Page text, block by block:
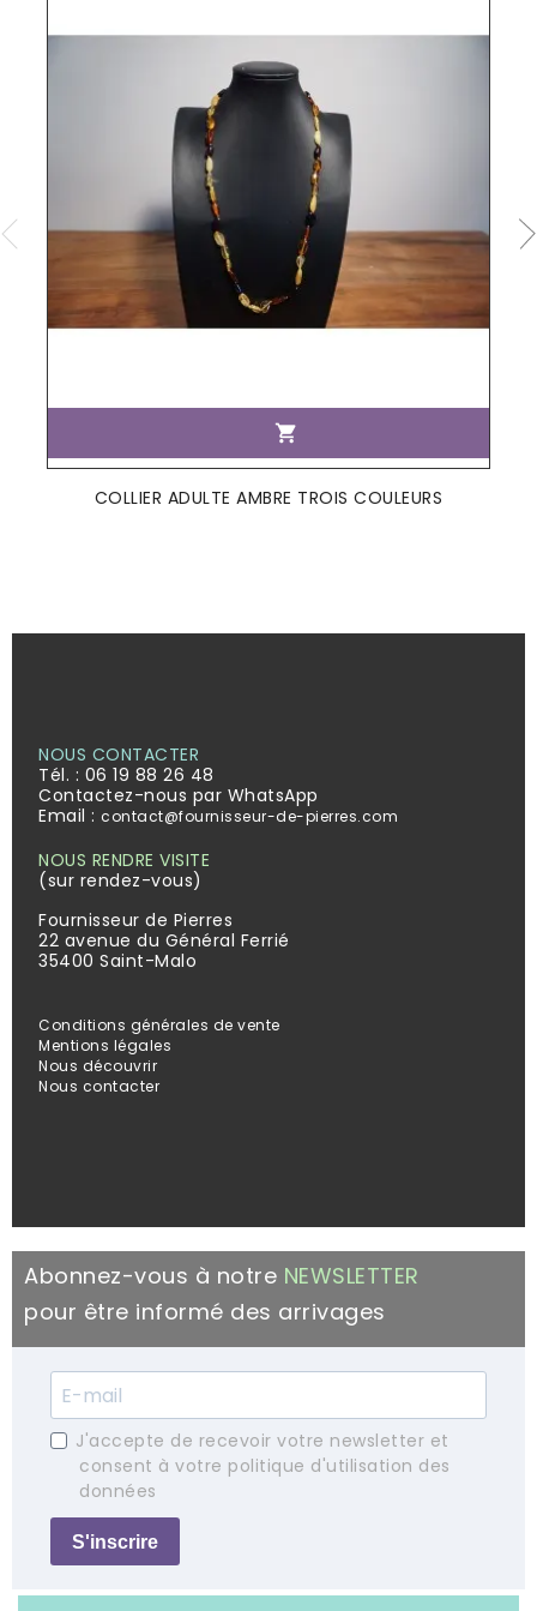

COLLIER ADULTE AMBRE TROIS COULEURS
NOUS CONTACTER
Tél. : 06 19 88 26 48
Contactez-nous par WhatsApp
Email : contact@fournisseur-de-pierres.com
NOUS RENDRE VISITE
(sur rendez-vous)
Fournisseur de Pierres
22 avenue du Général Ferrié
35400 Saint-Malo
Conditions générales de vente
Mentions légales
Nous découvrir
Nous contacter
Abonnez-vous à notre NEWSLETTER
pour être informé des arrivages
J'accepte de recevoir votre newsletter et
consent à votre politique d'utilisation des
données
S'inscrire